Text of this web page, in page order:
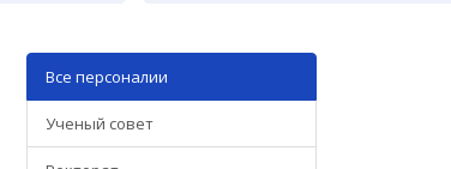
Все персоналии
Ученый совет